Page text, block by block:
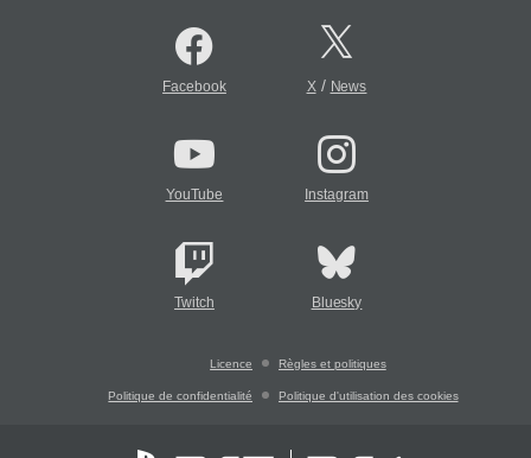
Facebook X/ News
YouTube Instagram
Twitch Bluesky
Licence Règles et politiques
Politique de confidentialité Politique d'utilisation des cookies